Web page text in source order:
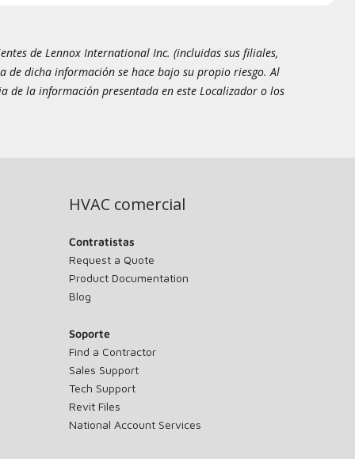
de Lennox International Inc. (incluidas sus filiales,
de dicha información se hace bajo su propio riesgo. Al
de la información presentada en este Localizador o los
HVAC comercial
Contratistas
Request a Quote
Product Documentation
Blog
Soporte
Find a Contractor
Sales Support
Tech Support
Revit Files
National Account Services